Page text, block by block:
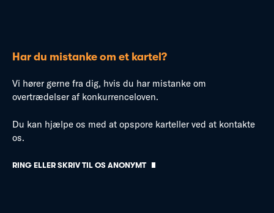
Har du mistanke om et kartel?
Vi hører gerne fra dig, hvis du har mistanke om
overtrædelser af konkurrenceloven.
Du kan hjælpe os med at opspore karteller ved at kontakte
os.
RING ELLER SKRIV TIL OS ANONYMT